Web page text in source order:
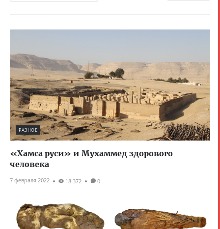
РАЗНОЕ
«Хамса руси» и Мухаммед здорового
человека
7 февраля 2022 18 372 0